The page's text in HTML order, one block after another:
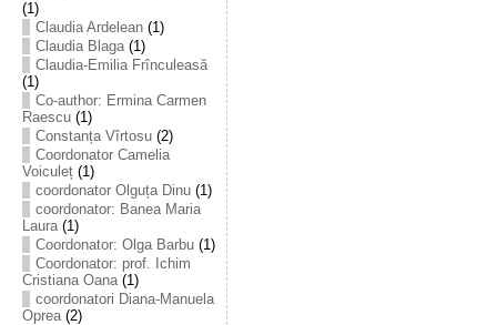
(1)
Claudia Ardelean(1)
Claudia Blaga(1)
Claudia-Emilia Frînculeasă
(1)
Co-author: Ermina Carmen
Raescu(1)
Constanța Vîrtosu(2)
Coordonator Camelia
Voiculeț(1)
coordonator Olguța Dinu(1)
coordonator: Banea Maria
Laura(1)
Coordonator: Olga Barbu(1)
Coordonator: prof. Ichim
Cristiana Oana(1)
coordonatori Diana-Manuela
Oprea(2)